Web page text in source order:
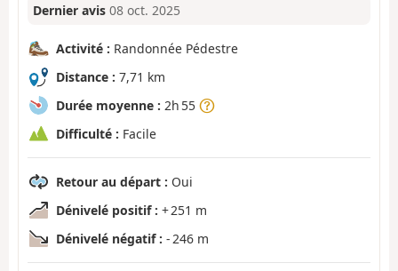
Dernier avis 08 oct. 2025
Activité : Randonnée Pédestre
Distance : 7,71 km
Durée moyenne : 2h 55
Difficulté : Facile
Retour au départ : Oui
Dénivelé positif : + 251 m
Dénivelé négatif : - 246 m